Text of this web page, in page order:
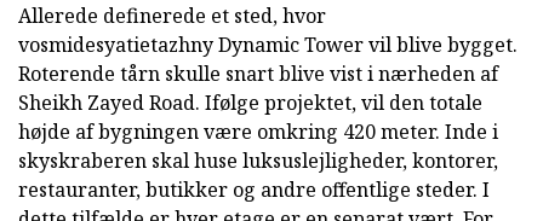
Allerede definerede et sted, hvor
vosmidesyatietazhny Dynamic Tower vil blive bygget.
Roterende tårn skulle snart blive vist i nærheden af
Sheikh Zayed Road. Ifølge projektet, vil den totale
højde af bygningen være omkring 420 meter. Inde i
skyskraberen skal huse luksuslejligheder, kontorer,
restauranter, butikker og andre offentlige steder. I